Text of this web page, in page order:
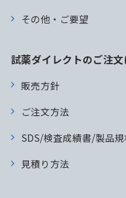
その他・ご要望
試薬ダイレクトのご注
販売方針
ご注文方法
SDS/検査成績書/製品
見積り方法